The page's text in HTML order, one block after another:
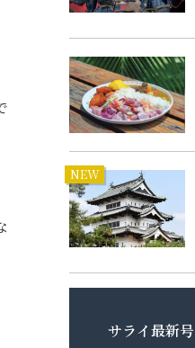
NEW
サライ最新号